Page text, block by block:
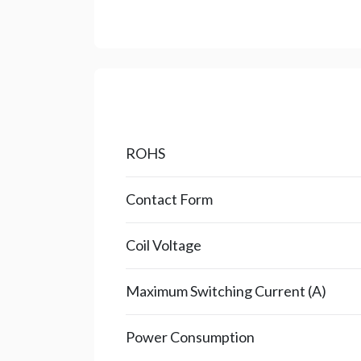
ROHS
Contact Form
Coil Voltage
Maximum Switching Current (A)
Power Consumption